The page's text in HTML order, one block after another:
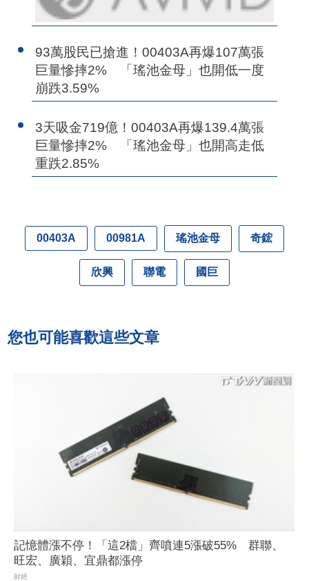
93萬股民已搶進！00403A再爆107萬張
巨量慘摔2% 「瑤池金母」也開低一度
崩跌3.59%
3天吸金719億！00403A再爆139.4萬張
巨量慘摔2% 「瑤池金母」也開高走低
重跌2.85%
00403A 00981A 瑤池金母 奇鋐
欣興 聯電 國巨
您也可能喜歡這些文章
記憶體漲不停！「這2檔」齊噴連5漲破55% 群聯、
旺宏、廣穎、宜鼎都漲停
財經